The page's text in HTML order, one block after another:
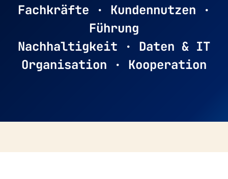
Fachkräfte · Kundennutzen ·
Führung
Nachhaltigkeit · Daten & IT
Organisation · Kooperation